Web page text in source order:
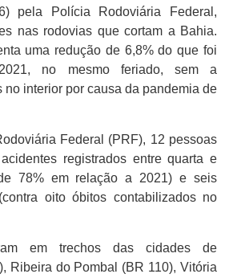
pela Polícia Rodoviária Federal,
nas rodovias que cortam a Bahia.
uma redução de 6,8% do que foi
no mesmo feriado, sem a
no interior por causa da pandemia de
Federal (PRF), 12 pessoas
registrados entre quarta e
78% em relação a 2021) e seis
oito óbitos contabilizados no
em trechos das cidades de
Ribeira do Pombal (BR 110), Vitória